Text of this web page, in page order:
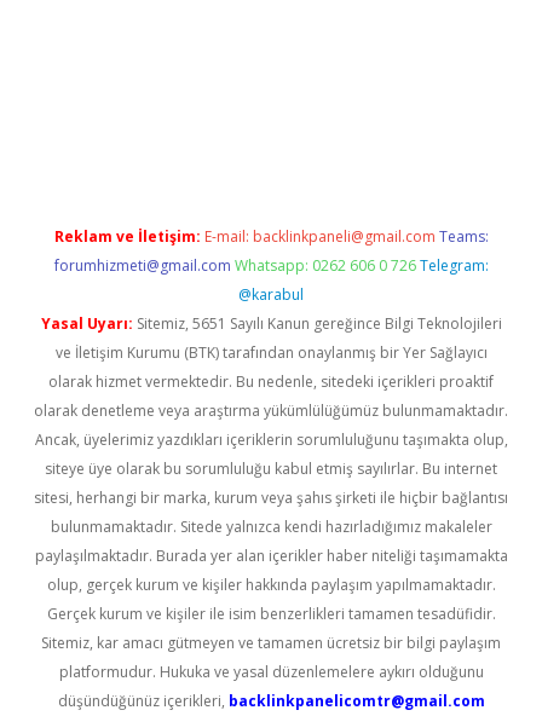
Reklam ve İletişim: E-mail: backlinkpaneli@gmail.com Teams:
forumhizmeti@gmail.com Whatsapp: 0262 606 0 726 Telegram:
@karabul
Yasal Uyarı: Sitemiz, 5651 Sayılı Kanun gereğince Bilgi Teknolojileri
ve İletişim Kurumu (BTK) tarafından onaylanmış bir Yer Sağlayıcı
olarak hizmet vermektedir. Bu nedenle, sitedeki içerikleri proaktif
olarak denetleme veya araştırma yükümlülüğümüz bulunmamaktadır.
Ancak, üyelerimiz yazdıkları içeriklerin sorumluluğunu taşımakta olup,
siteye üye olarak bu sorumluluğu kabul etmiş sayılırlar. Bu internet
sitesi, herhangi bir marka, kurum veya şahıs şirketi ile hiçbir bağlantısı
bulunmamaktadır. Sitede yalnızca kendi hazırladığımız makaleler
paylaşılmaktadır. Burada yer alan içerikler haber niteliği taşımamakta
olup, gerçek kurum ve kişiler hakkında paylaşım yapılmamaktadır.
Gerçek kurum ve kişiler ile isim benzerlikleri tamamen tesadüfidir.
Sitemiz, kar amacı gütmeyen ve tamamen ücretsiz bir bilgi paylaşım
platformudur. Hukuka ve yasal düzenlemelere aykırı olduğunu
düşündüğünüz içerikleri, backlinkpanelicomtr@gmail.com